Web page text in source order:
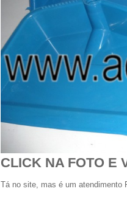
CLICK NA FOTO E
Tá no site, mas é um atendimento